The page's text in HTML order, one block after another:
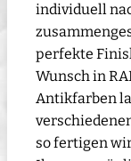
individuell
perfekte
Wunsch in
Antikfarben
so fertigen